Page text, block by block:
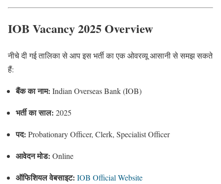
IOB Vacancy 2025 Overview
नीचे दी गई तालिका से आप इस भर्ती का एक ओवरव्यू आसानी से समझ सकते
हैं:
बैंक का नाम: Indian Overseas Bank (IOB)
भर्ती का साल: 2025
पद: Probationary Officer, Clerk, Specialist Officer
आवेदन मोड: Online
ऑफिशियल वेबसाइट: IOB Official Website